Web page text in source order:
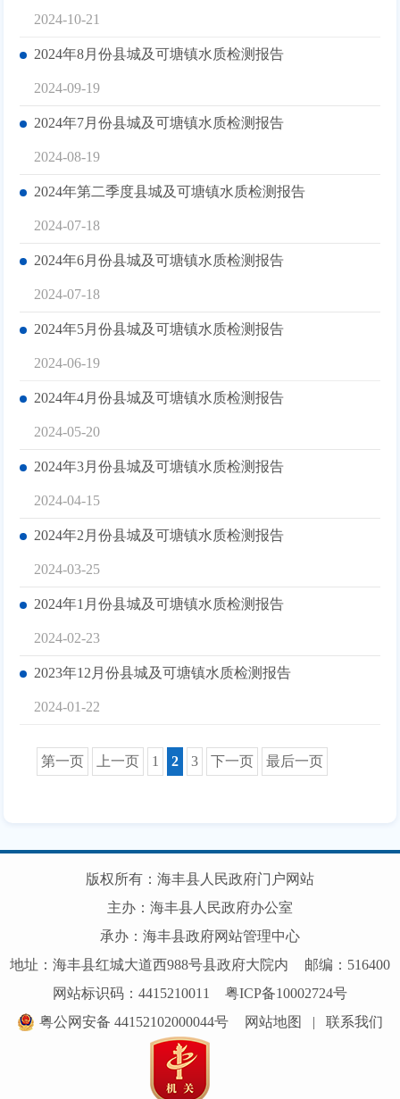
2024-10-21
2024年8月份县城及可塘镇水质检测报告
2024-09-19
2024年7月份县城及可塘镇水质检测报告
2024-08-19
2024年第二季度县城及可塘镇水质检测报告
2024-07-18
2024年6月份县城及可塘镇水质检测报告
2024-07-18
2024年5月份县城及可塘镇水质检测报告
2024-06-19
2024年4月份县城及可塘镇水质检测报告
2024-05-20
2024年3月份县城及可塘镇水质检测报告
2024-04-15
2024年2月份县城及可塘镇水质检测报告
2024-03-25
2024年1月份县城及可塘镇水质检测报告
2024-02-23
2023年12月份县城及可塘镇水质检测报告
2024-01-22
第一页 上一页 1 2 3 下一页 最后一页
版权所有：海丰县人民政府门户网站
主办：海丰县人民政府办公室
承办：海丰县政府网站管理中心
地址：海丰县红城大道西988号县政府大院内
邮编：516400
网站标识码：4415210011
粤ICP备10002724号
粤公网安备 44152102000044号
网站地图 | 联系我们